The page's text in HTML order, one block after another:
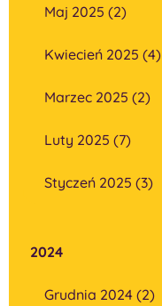
Maj 2025 (2)
Kwiecień 2025 (4)
Marzec 2025 (2)
Luty 2025 (7)
Styczeń 2025 (3)
2024
Grudnia 2024 (2)